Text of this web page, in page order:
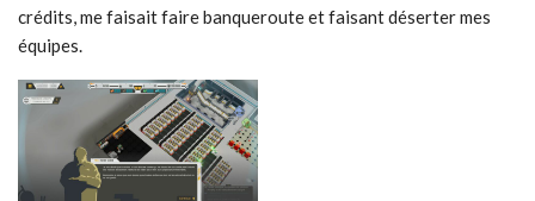
crédits, me faisait faire banqueroute et faisant déserter mes
équipes.